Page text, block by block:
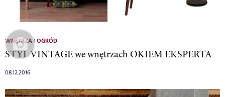
WNĘTRZA I OGRÓD
STYL VINTAGE we wnętrzach OKIEM EKSPERTA
08.12.2016